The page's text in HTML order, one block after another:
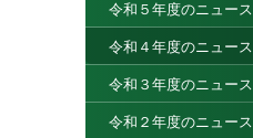
令和５年度のニュース
令和４年度のニュース
令和３年度のニュース
令和２年度のニュース